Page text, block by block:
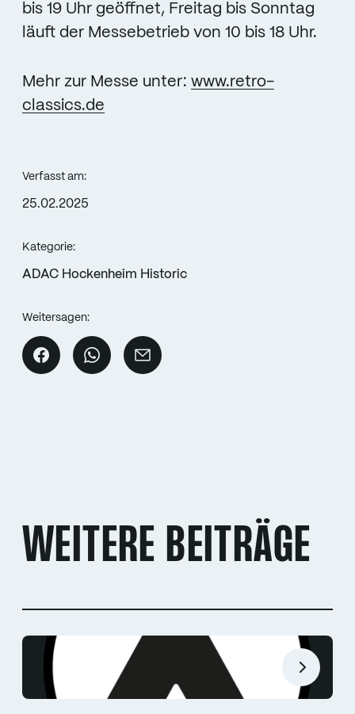
bis 19 Uhr geöffnet, Freitag bis Sonntag
läuft der Messebetrieb von 10 bis 18 Uhr.
Mehr zur Messe unter: www.retro-
classics.de
Verfasst am:
25.02.2025
Kategorie:
ADAC Hockenheim Historic
Weitersagen:
WEITERE BEITRÄGE